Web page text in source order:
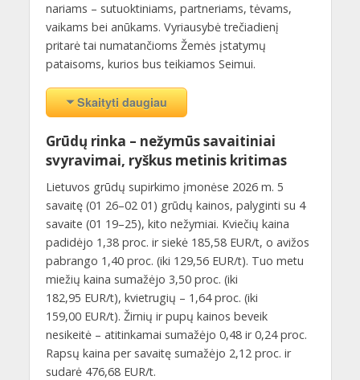
nariams – sutuoktiniams, partneriams, tėvams,
vaikams bei anūkams. Vyriausybė trečiadienį
pritarė tai numatančioms Žemės įstatymų
pataisoms, kurios bus teikiamos Seimui.
Skaityti daugiau
Grūdų rinka – nežymūs savaitiniai
svyravimai, ryškus metinis kritimas
Lietuvos grūdų supirkimo įmonėse 2026 m. 5
savaitę (01 26–02 01) grūdų kainos, palyginti su 4
savaite (01 19–25), kito nežymiai. Kviečių kaina
padidėjo 1,38 proc. ir siekė 185,58 EUR/t, o avižos
pabrango 1,40 proc. (iki 129,56 EUR/t). Tuo metu
miežių kaina sumažėjo 3,50 proc. (iki
182,95 EUR/t), kvietrugių – 1,64 proc. (iki
159,00 EUR/t). Žirnių ir pupų kainos beveik
nesikeitė – atitinkamai sumažėjo 0,48 ir 0,24 proc.
Rapsų kaina per savaitę sumažėjo 2,12 proc. ir
sudarė 476,68 EUR/t.